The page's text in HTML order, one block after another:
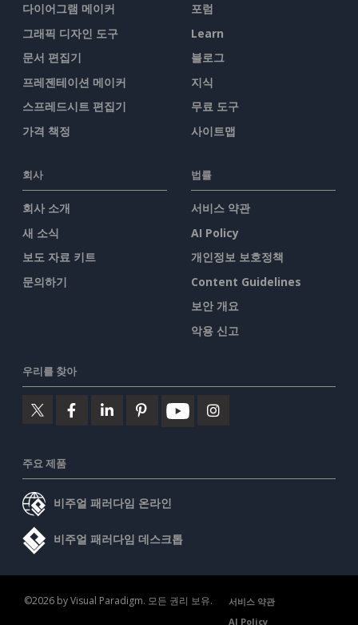
다이어그램 메이커
그래픽 디자인 도구
문서 편집기
프레젠테이션 메이커
스프레드시트 편집기
가격 책정
포럼
Learn
블로그
지식
무료 도구
사이트맵
회사
회사 소개
새 소식
보도 자료 키트
문의하기
법률
서비스 약관
AI Policy
개인정보 보호정책
Content Guidelines
보안 개요
악용 신고
우리를 찾아
주요 제품
비주얼 패러다임 온라인
비주얼 패러다임 데스크톱
©2026 by Visual Paradigm. 모든 권리 보유.
서비스 약관
AI Policy